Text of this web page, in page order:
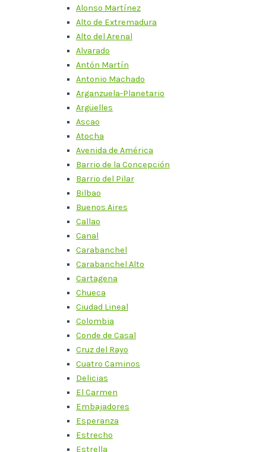
Alonso Martínez
Alto de Extremadura
Alto del Arenal
Alvarado
Antón Martín
Antonio Machado
Arganzuela-Planetario
Argüelles
Ascao
Atocha
Avenida de América
Barrio de la Concepción
Barrio del Pilar
Bilbao
Buenos Aires
Callao
Canal
Carabanchel
Carabanchel Alto
Cartagena
Chueca
Ciudad Lineal
Colombia
Conde de Casal
Cruz del Rayo
Cuatro Caminos
Delicias
El Carmen
Embajadores
Esperanza
Estrecho
Estrella